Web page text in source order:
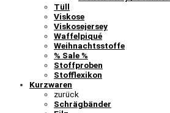
Tüll
Viskose
Viskosejersey
Waffelpiqué
Weihnachtsstoffe
% Sale %
Stoffproben
Stofflexikon
Kurzwaren
zurück
Schrägbänder